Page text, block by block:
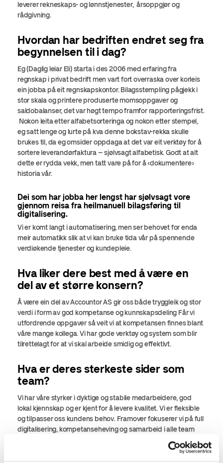
leverer rekneskaps- og lønnstjenester, årsoppgjør og
rådgivning.
Hvordan har bedriften endret seg fra
begynnelsen til i dag?
Eg (Daglig leiar Eli) starta i des 2006 med erfaring fra
regnskap i privat bedrift men vart fort overraska over korleis
ein jobba på eit regnskapskontor. Bilagsstempling pågjekk i
stor skala og printere produserte momsoppgaver og
saldobalanser, det var høgt tempo framfor rapporteringsfrist.
Nokon leita etter alfabetsorteringa og nokon etter stempel,
eg satt lenge og lurte på kva denne bokstav-rekka skulle
brukes til, da eg omsider oppdaga at det var eit verktøy for å
sortere leverandørfaktura – sjølvsagt alfabetisk. Godt at alt
dette er rydda vekk, men tatt vare på for å «dokumentere»
historia vår.
Dei som har jobba her lengst har sjølvsagt vore
gjennom reisa fra heilmanuell bilagsføring til
digitalisering.
Vi er komt langt i automatisering, men ser behovet for enda
meir automatikk slik at vi kan bruke tida vår på spennende
verdiøkende tjenester og kundepleie.
Hva liker dere best med å være en
del av et større konsern?
Å være ein del av Accountor AS gir oss både tryggleik og stor
verdi i form av god kompetanse og kunnskapsdeling Får vi
utfordrende oppgaver så veit vi at kompetansen finnes blant
våre mange kollega. Vi hargode verktøy og system som blir
tilrettelagt for at vi skal arbeide smidig og effektivt.
Hva er deres sterkeste sider som
team?
Vi har våre styrker i dyktige og stabile medarbeidere, god
lokal kjennskap og er kjent for å levere kvalitet. Vi er fleksible
og tilpasser oss kundens behov. Framover fokuserer vi på full
digitalisering, kompetanseheving og samarbeid i alle team
som skal gjere oss i stand til å gi enda sterkere totalleveranse